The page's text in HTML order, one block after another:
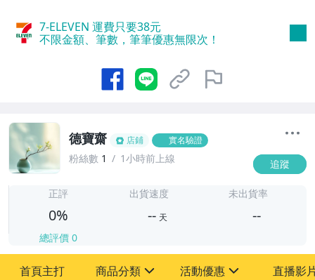
7-ELEVEN 運費只要38元
不限金額、筆數，筆筆優惠無限次！
德寶齋 店鋪 實名驗證
粉絲數 1 1小時前上線 追蹤
-
正評
0%
總評價 0
出貨速度
-- 天
未出貨率
--
首頁主打 商品分類 活動優惠 直播影